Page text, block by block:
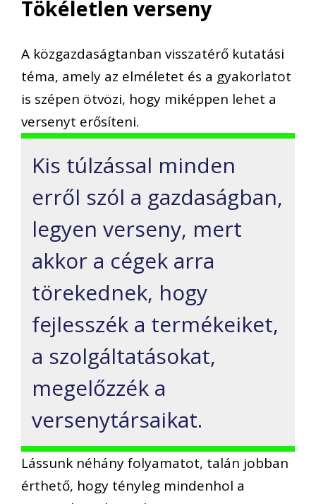
Tökéletlen verseny
A közgazdaságtanban visszatérő kutatási
téma, amely az elméletet és a gyakorlatot
is szépen ötvözi, hogy miképpen lehet a
versenyt erősíteni.
Kis túlzással minden
erről szól a gazdaságban,
legyen verseny, mert
akkor a cégek arra
törekednek, hogy
fejlesszék a termékeiket,
a szolgáltatásokat,
megelőzzék a
versenytársaikat.
Lássunk néhány folyamatot, talán jobban
érthető, hogy tényleg mindenhol a